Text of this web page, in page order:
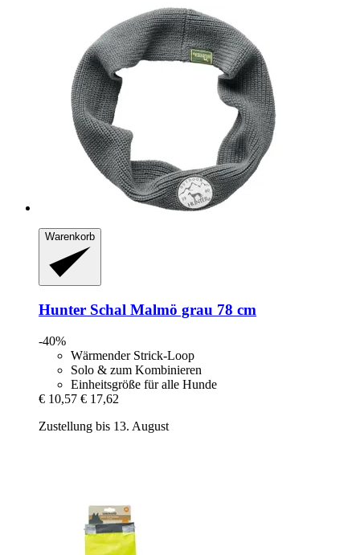
Warenkorb
Hunter Schal Malmö grau 78 cm
-40%
Wärmender Strick-Loop
Solo & zum Kombinieren
Einheitsgröße für alle Hunde
€ 10,57 € 17,62
Zustellung bis 13. August